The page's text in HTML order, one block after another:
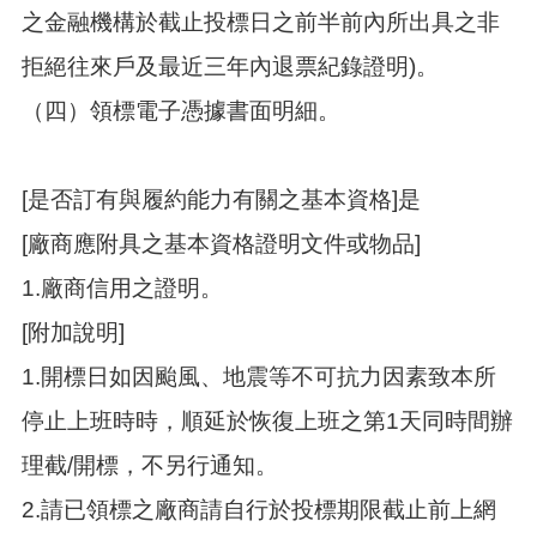
之金融機構於截止投標日之前半前內所出具之非
拒絕往來戶及最近三年內退票紀錄證明)。
（四）領標電子憑據書面明細。
[是否訂有與履約能力有關之基本資格]是
[廠商應附具之基本資格證明文件或物品]
1.廠商信用之證明。
[附加說明]
1.開標日如因颱風、地震等不可抗力因素致本所
停止上班時時，順延於恢復上班之第1天同時間辦
理截/開標，不另行通知。
2.請已領標之廠商請自行於投標期限截止前上網